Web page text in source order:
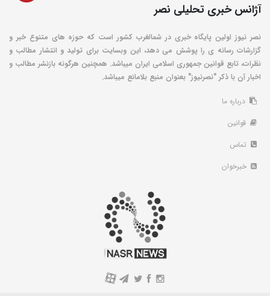
آژانس خبری تحلیلی نصر
نصر نیوز اولین پایگاه خبری در شمالغرب کشور است که حوزه های متنوع خبر و
گزارشات رسانه ی را پوشش می دهد، این وبسایت برای تولید و انتشار مطالب و
نظرات، تابع قوانین جمهوری اسلامی ایران میباشد. همچنین هرگونه بازنشر مطالب و
اخبار آن با ذکر "نصرنیوز" بعنوان منبع بلامانع میباشد.
درباره ما
قوانین
تماس
خبرخوان
A